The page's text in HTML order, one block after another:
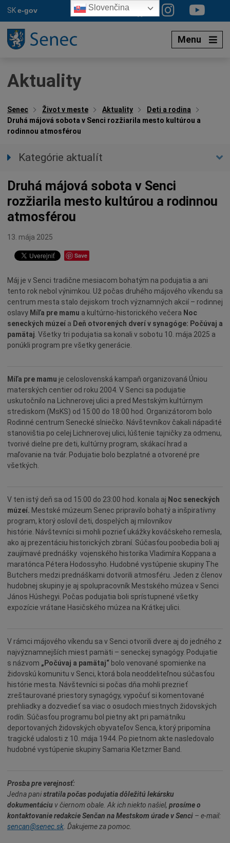
SKe-gov
Menu
Aktuality
Senec Život v meste Aktuality
Deti a rodina
Druhá májová sobota v Senci rozžiarila mesto kultúrou a
rodinnou atmosférou
Kategórie aktualít
Spravodajstvo
Parkovacia politika
Kultúra
Ocenenia
Dotácie
Doprava
Oznamy
Mestský úrad
Projekty
Primátor
Napísali o nás
Osobnosti
História
Ocenenia
Voľby
Šport
Partnerské mestá
Národnostné menšiny
Podujatie
Cyklomesto
Rekonštrukcia
História
Turizmus
Zdravotníctvo
Dobrovoľníctvo
Rady a tipy
Benefícia
Deti a rodina
Dobrovoľníctvo
Benefícia
Duchovný život
Tradície
Veda
Zvieratá
Súťaž
Druhá májová sobota v Senci
rozžiarila mesto kultúrou a rodinnou
atmosférou
13. mája 2025
Save
Máj je v Senci tradične mesiacom bohatým na podujatia a ani
tento rok nebol výnimkou. Už počas druhého májového víkendu sa
centrum mesta stalo dejiskom troch významných akcií – rodinnej
oslavy Míľa pre mamu a kultúrno-historického večera Noc
seneckých múzeí a Deň otvorených dverí v synagóge: Počúvaj a
pamätaj . Všetky tri podujatia sa konali v sobotu 10. mája 2025 a
ponúkli program pre všetky generácie.
Míľa pre mamu je celoslovenská kampaň organizovaná Úniou
materských centier od roku 2004. V Senci sa podujatie
uskutočnilo na Lichnerovej ulici a pred Mestským kultúrnym
strediskom (MsKS) od 15:00 do 18:00 hod. Organizátorom bolo
Rodinné centrum Senecké slniečko. Návštevníkov čakali nápadité
stanovištia po celej Lichnerovej ulici, lúštenie tajničky za odmenu,
tvorivé dielne pre deti, kultúrny program, skákací hrad a
maľovanie na tvár. Podujatie bolo bezplatné a otvorené pre
všetkých.
V ten istý deň sa od 15:00 do 23:00 hod. konala aj Noc seneckých
múzeí. Mestské múzeum Senec pripravilo bohatý a inšpiratívny
program, ktorý oslovil deti, dospelých aj milovníkov
histórie. Návštevníci si mohli pozrieť ukážky kováčskeho remesla,
ako aj prezentáciu historických zbraní. Súčasťou poobedia boli aj
zaujímavé prednášky vojenského historika Vladimíra Koppana a
maratónca Pétera Hodossyho. Hudobné vystúpenie skupiny The
Butchers medzi prednáškami dotvorili atmosféru. Jeden z členov
hudobnej skupiny je aj spolupracovník Mestského múzea v Senci
János Húshegyi. Počas podujatia boli sprístupnené všetky
expozície vrátane Hasičského múzea na Krátkej ulici.
V rámci májového víkendu sa v Senci otvorili dvere aj do jedného z
najvýznamnejších miest pamäti – seneckej synagógy. Podujatie
s názvom „Počúvaj a pamätaj“ bolo venované spomienke na
židovskú komunitu v Senci, ktorá bola neoddeliteľnou súčasťou
histórie mesta. Návštevníci si počas dňa mohli prezrieť
zreštaurované priestory synagógy, vypočuť si komentované
prehliadky a dozvedieť sa viac o osudoch miestnych židovských
rodín. Súčasťou programu bol pietny akt pri pamätníku
deportovaných židovských obyvateľov Senca, ktorý pripomína
tragické udalosti z 10. mája 1944. Po pietnom akte nasledovalo
hudobné vystúpenie skupiny Samaria Kletzmer Band.
Prosba pre verejnosť:
Jedna panistratila počas podujatia dôležitú lekársku
dokumentáciu v čiernom obale. Ak ich niekto našiel, prosíme o
kontaktovanie redakcie Senčan na Mestskom úrade v Senci – e-mail:
sencan@senec.sk . Ďakujeme za pomoc.
Slovenčina